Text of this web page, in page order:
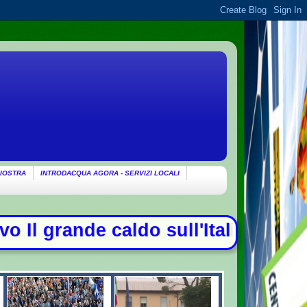
INTRODACQUA AGORA - SERVIZI LOCALI
allerta per incendi al